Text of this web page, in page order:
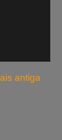
antiga